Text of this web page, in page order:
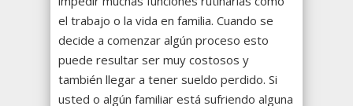
el trabajo o la vida en familia. Cuando se
decide a comenzar algún proceso esto
puede resultar ser muy costosos y
también llegar a tener sueldo perdido. Si
usted o algún familiar está sufriendo alguna